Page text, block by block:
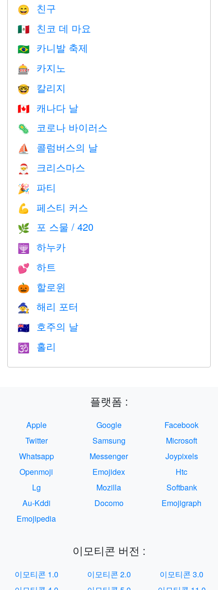
😄 친구
🇲🇽 친코 데 마요
🇧🇷 카니발 축제
🎰 카지노
🤓 칼리지
🇨🇦 캐나다 날
🦠 코로나 바이러스
⛵️ 콜럼버스의 날
🎅 크리스마스
🎉 파티
💪 페스티 커스
🌿 포 스물 / 420
🕎 하누카
💕 하트
🎃 할로윈
🧙 해리 포터
🇦🇺 호주의 날
🕉 홀리
플랫폼 :
Apple Google
Facebook
Twitter
Samsung
Microsoft
Whatsapp
Messenger
Joypixels
Openmoji
Emojidex
Htc
Lg
Mozilla
Softbank
Au-Kddi
Docomo
Emojigraph
Emojipedia
이모티콘 버전 :
이모티콘 1.0 이모티콘 2.0
이모티콘 3.0